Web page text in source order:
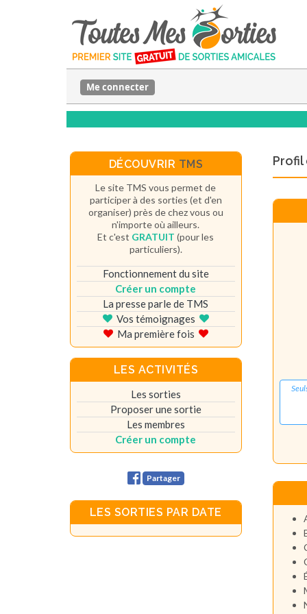
Me connecter
DÉCOUVRIR TMS
Le site TMS vous permet de
participer à des sorties (et d'en
organiser) près de chez vous ou
n'importe où ailleurs.
Et c'est GRATUIT (pour les
particuliers).
Fonctionnement du site
Créer un compte
La presse parle de TMS
Vos témoignages
Ma première fois
LES ACTIVITÉS
Les sorties
Proposer une sortie
Les membres
Créer un compte
Partager
LES SORTIES PAR DATE